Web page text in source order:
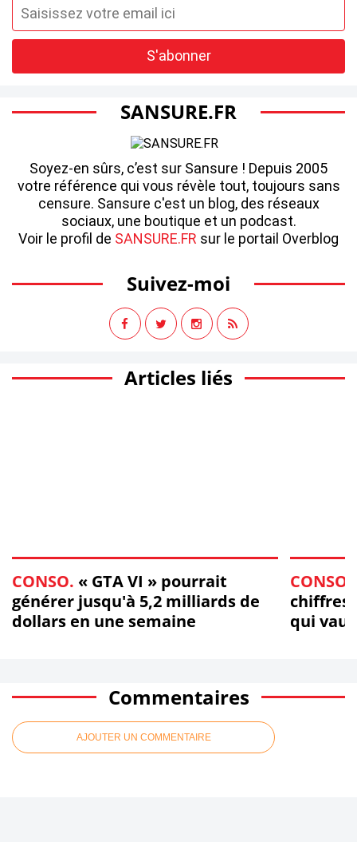
SANSURE.FR
Soyez-en sûrs, c’est sur Sansure ! Depuis 2005
votre référence qui vous révèle tout, toujours sans
censure. Sansure c'est un blog, des réseaux
sociaux, une boutique et un podcast.
Voir le profil de SANSURE.FR sur le portail Overblog
Suivez-moi
Articles liés
CONSO. « GTA VI » pourrait
générer jusqu'à 5,2 milliards de
dollars en une semaine
CONSO.
chiffres
qui
Commentaires
AJOUTER UN COMMENTAIRE